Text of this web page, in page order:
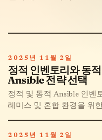
2025년 11월 2일
정적 인벤토리와 동
Ansible 전략 선택
정적 및 동적 Ansible 인벤
레미스 및 혼합 환경을 위
2025년 11월 2일